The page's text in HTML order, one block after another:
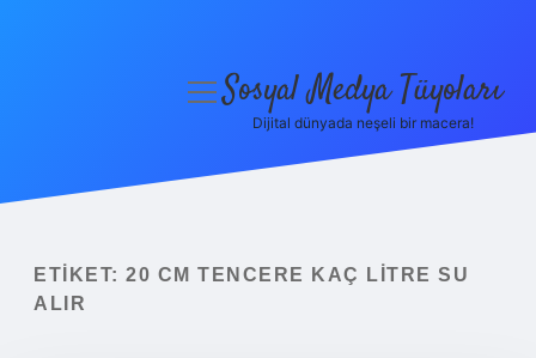
Yasal Uyarı
menüyüSosyal Medya Tüyoları
Dijital dünyada neşeli bir macera!
ETIKET: 20 CM TENCERE KAÇ LITRE SU
ALIR